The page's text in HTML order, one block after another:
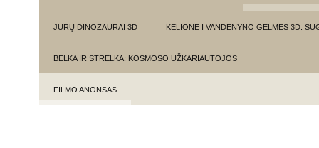
JŪRŲ DINOZAURAI 3D KELIONE I VANDENYNO GELMES 3D.
BELKA IR STRELKA: KOSMOSO UŽKARIAUTOJOS
FILMO ANONSAS